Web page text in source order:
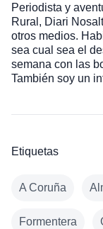
Periodista y
Rural, Diari
otros medios.
sea cual sea el
semana con las
También soy un
Etiquetas
A Coruña
Formentera